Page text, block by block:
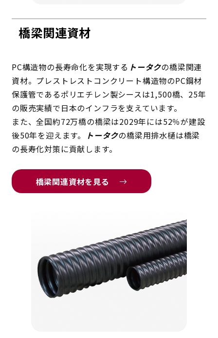
橋梁関連資材
PC構造物の長寿命化を実現する トータクの橋梁関連
資材。プレストレストコンクリート構造物のPC鋼材
保護管であるポリエチレン製シースは1,500橋、25年
の販売実績で日本のインフラを支えています。
また、全国約72万橋の橋梁は2029年には52％が建設
後50年を迎えます。
トータクの橋梁用排水樋は橋梁
の長寿化対策に貢献します。
橋梁関連資材を見る